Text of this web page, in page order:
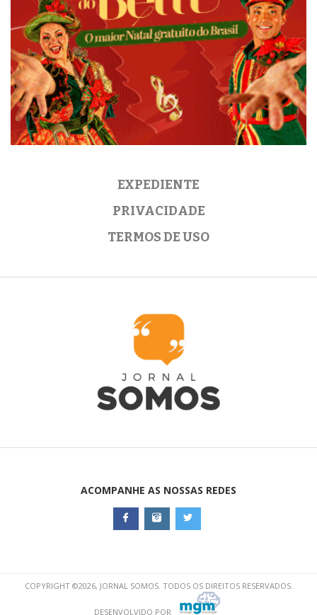
EXPEDIENTE
PRIVACIDADE
TERMOS DE USO
ACOMPANHE AS NOSSAS REDES
COPYRIGHT ©2026, JORNAL SOMOS. TODOS OS DIREITOS RESERVADOS.
DESENVOLVIDO POR